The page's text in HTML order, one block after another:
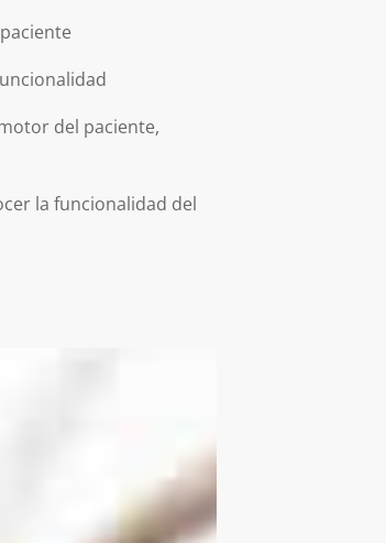
del paciente,
la funcionalidad del